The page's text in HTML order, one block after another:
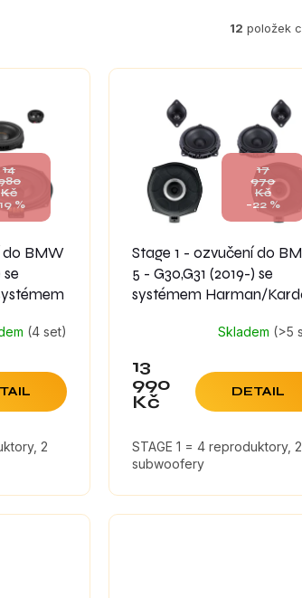
12 položek
14
Kč
%
do BMW
se
(4 set)
2
17
970
Kč
–22 %
Stage 1 - ozvučení do
5 - G30,G31 (2019-) se
systémem Harman/
Skladem (>5
13
990
Kč
DETAIL
STAGE 1 = 4 reproduktory, 2
subwoofery